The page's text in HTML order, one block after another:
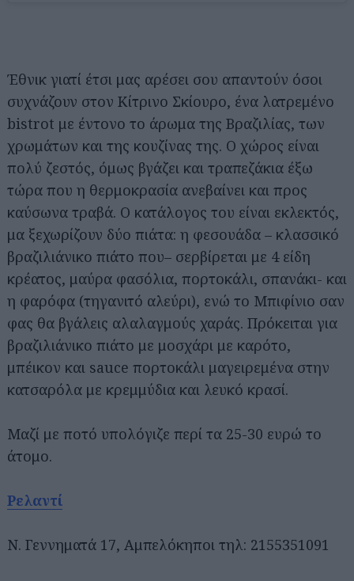
Έθνικ γιατί έτσι μας αρέσει σου απαντούν όσοι
συχνάζουν στον Κίτρινο Σκίουρο, ένα λατρεμένο
bistrot με έντονο το άρωμα της Βραζιλίας, των
χρωμάτων και της κουζίνας της. Ο χώρος είναι
πολύ ζεστός, όμως βγάζει και τραπεζάκια έξω
τώρα που η θερμοκρασία ανεβαίνει και προς
καύσωνα τραβά. Ο κατάλογος του είναι εκλεκτός,
μα ξεχωρίζουν δύο πιάτα: η φεσουάδα – κλασσικό
βραζιλιάνικο πιάτο που– σερβίρεται με 4 είδη
κρέατος, μαύρα φασόλια, πορτοκάλι, σπανάκι- και
η φαρόφα (τηγανιτό αλεύρι), ενώ το Μπιφίνιο σαν
φας θα βγάλεις αλαλαγμούς χαράς. Πρόκειται για
βραζιλιάνικο πιάτο με μοσχάρι με καρότο,
μπέικον και sauce πορτοκάλι μαγειρεμένα στην
κατσαρόλα με κρεμμύδια και λευκό κρασί.
Μαζί με ποτό υπολόγιζε περί τα 25-30 ευρώ το
άτομο.
Ρελαντί
Ν. Γεννηματά 17, Αμπελόκηποι τηλ: 2155351091